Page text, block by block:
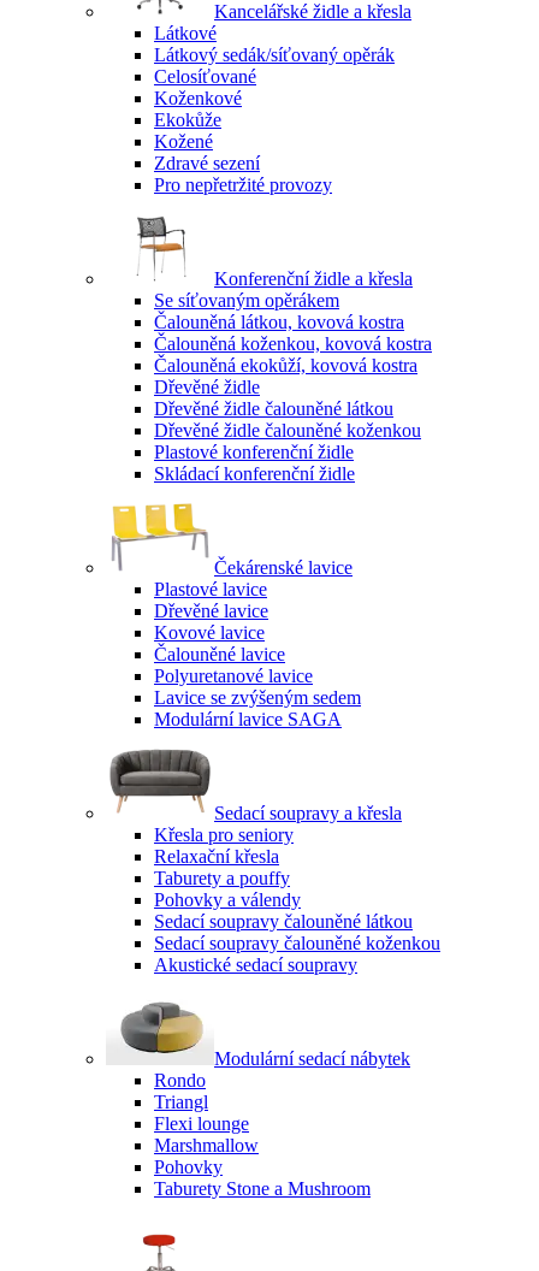
Kancelářské židle a křesla
Látkové
Látkový sedák/síťovaný opěrák
Celosíťované
Koženkové
Ekokůže
Kožené
Zdravé sezení
Pro nepřetržité provozy
Konferenční židle a křesla
Se síťovaným opěrákem
Čalouněná látkou, kovová kostra
Čalouněná koženkou, kovová kostra
Čalouněná ekokůží, kovová kostra
Dřevěné židle
Dřevěné židle čalouněné látkou
Dřevěné židle čalouněné koženkou
Plastové konferenční židle
Skládací konferenční židle
Čekárenské lavice
Plastové lavice
Dřevěné lavice
Kovové lavice
Čalouněné lavice
Polyuretanové lavice
Lavice se zvýšeným sedem
Modulární lavice SAGA
Sedací soupravy a křesla
Křesla pro seniory
Relaxační křesla
Taburety a pouffy
Pohovky a válendy
Sedací soupravy čalouněné látkou
Sedací soupravy čalouněné koženkou
Akustické sedací soupravy
Modulární sedací nábytek
Rondo
Triangl
Flexi lounge
Marshmallow
Pohovky
Taburety Stone a Mushroom